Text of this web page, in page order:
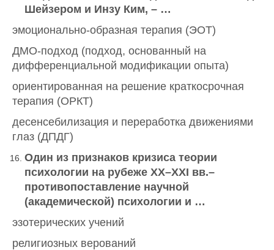
Шейзером и Инзу Ким, – …
эмоционально-образная терапия (ЭОТ)
ДМО-подход (подход, основанный на
дифференциальной модификации опыта)
ориентированная на решение краткосрочная
терапия (ОРКТ)
десенсебилизация и переработка движениями
глаз (ДПДГ)
Один из признаков кризиса теории
психологии на рубеже XX–XXI вв.–
противопоставление научной
(академической) психологии и …
эзотерических учений
религиозных верований